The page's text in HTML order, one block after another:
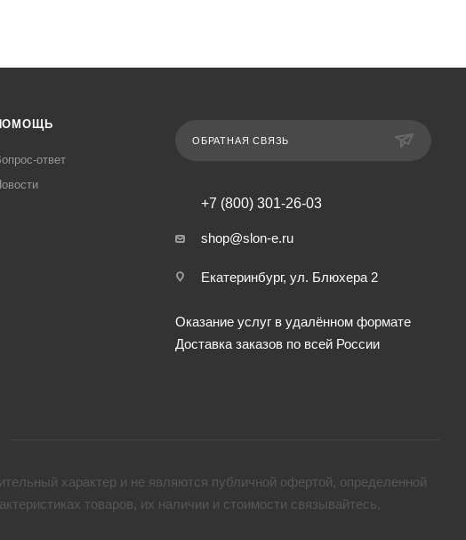
ответ
ОБРАТНАЯ СВЯЗЬ
+7 (800) 301-26-03
shop@slon-e.ru
Екатеринбург, ул. Блюхера 2
Оказание услуг в удалённом формате
Доставка заказов по всей России
характер и не являются публичной офертой, определенной
товaров, их наличии и стоимости связывайтесь,